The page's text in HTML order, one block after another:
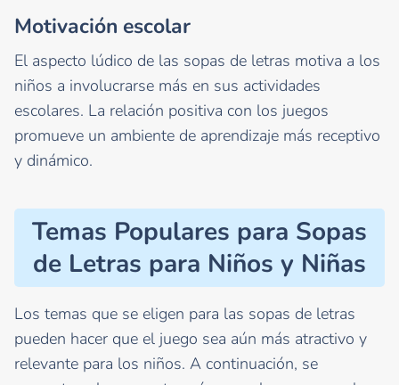
Motivación escolar
El aspecto lúdico de las sopas de letras motiva a los
niños a involucrarse más en sus actividades
escolares. La relación positiva con los juegos
promueve un ambiente de aprendizaje más receptivo
y dinámico.
Temas Populares para Sopas
de Letras para Niños y Niñas
Los temas que se eligen para las sopas de letras
pueden hacer que el juego sea aún más atractivo y
relevante para los niños. A continuación, se